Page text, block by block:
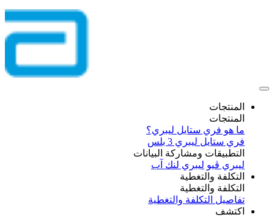
المنتجات
المنتجات
ما هو فري ستايل ليبري؟
فري ستايل ليبري 3 بلس​
التطبيقات ومشاركة البيانات
ليبري ڤيو ليبري لنك آب
التكلفة والتغطية
التكلفة والتغطية
تفاصيل التكلفة والتغطية
اكتشف​